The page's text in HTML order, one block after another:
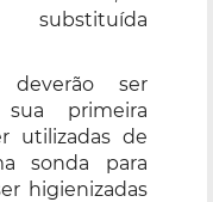
ser
primeira
utilizadas de
sonda para
higienizadas